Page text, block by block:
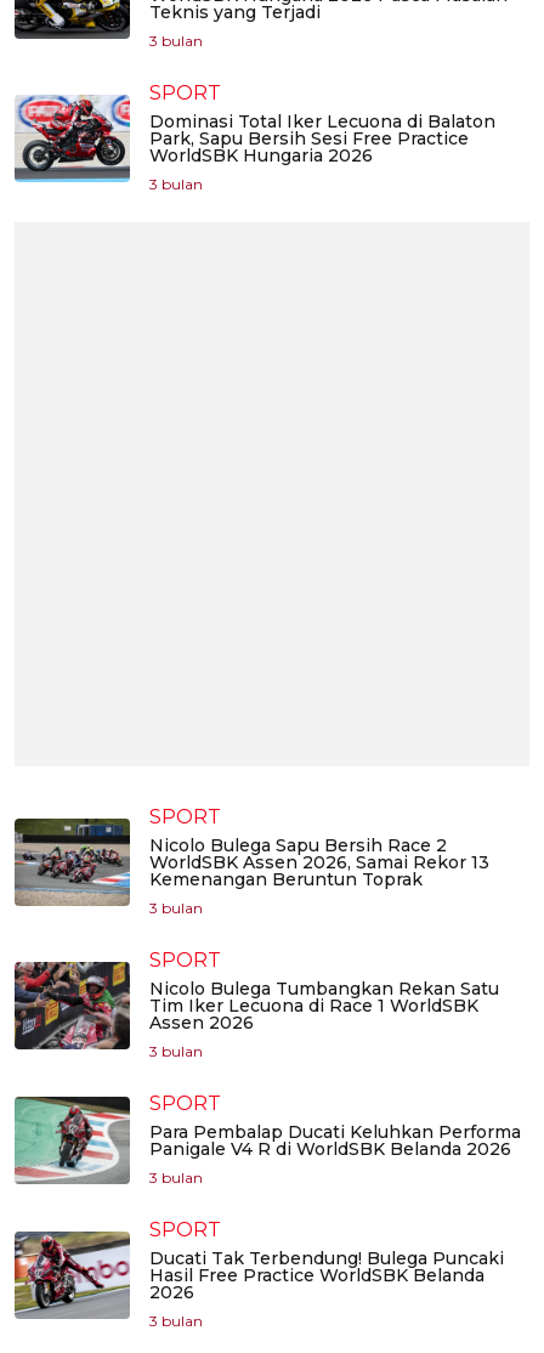
Teknis yang Terjadi
3 bulan
SPORT
Dominasi Total Iker Lecuona di Balaton
Park, Sapu Bersih Sesi Free Practice
WorldSBK Hungaria 2026
3 bulan
SPORT
Nicolo Bulega Sapu Bersih Race 2
WorldSBK Assen 2026, Samai Rekor 13
Kemenangan Beruntun Toprak
3 bulan
SPORT
Nicolo Bulega Tumbangkan Rekan Satu
Tim Iker Lecuona di Race 1 WorldSBK
Assen 2026
3 bulan
SPORT
Para Pembalap Ducati Keluhkan Performa
Panigale V4 R di WorldSBK Belanda 2026
3 bulan
SPORT
Ducati Tak Terbendung! Bulega Puncaki
Hasil Free Practice WorldSBK Belanda
2026
3 bulan